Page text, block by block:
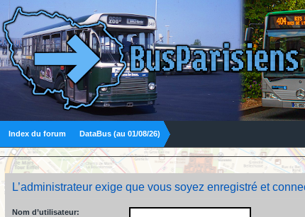
Index du forum DataBus (au 01/08/26)
L’administrateur exige que vous soyez enregistré et
Nom d’utilisateur: